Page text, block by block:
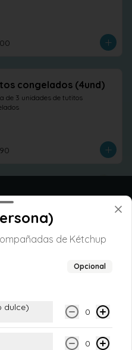
Tutitos congelados (4und)
de 3 unidades de tutitos
de Kétchup
Opcional
dulce) 0
0